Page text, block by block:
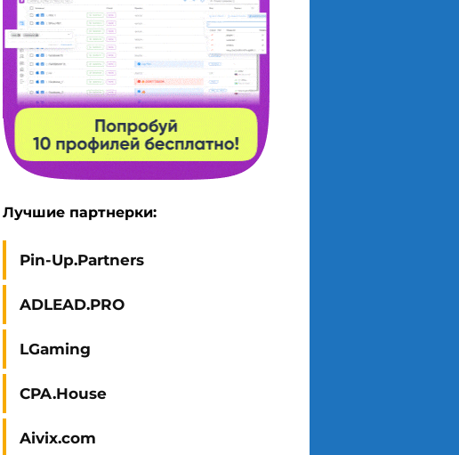
Лучшие партнерки:
Pin-Up.Partners
ADLEAD.PRO
LGaming
CPA.House
Aivix.com